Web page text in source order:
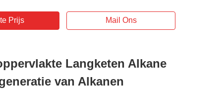
Prijs Mail Ons
Langketen Alkane
van Alkanen